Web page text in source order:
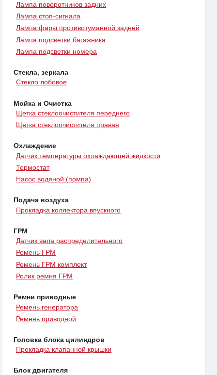
Лампа поворотников задних
Лампа стоп-сигнала
Лампа фары противотуманной задней
Лампа подсветки багажника
Лампа подсветки номера
Стекла, зеркала
Стекло лобовое
Мойка и Очистка
Щетка стеклоочистителя переднего
Щетка стеклоочистителя правая
Охлаждение
Датчик температуры охлаждающей жидкости
Термостат
Насос водяной (помпа)
Подача воздуха
Прокладка коллектора впускного
ГРМ
Датчик вала распределительного
Ремень ГРМ
Ремень ГРМ комплект
Ролик ремня ГРМ
Ремни приводные
Ремень генератора
Ремень приводной
Головка блока цилиндров
Прокладка клапанной крышки
Блок двигателя